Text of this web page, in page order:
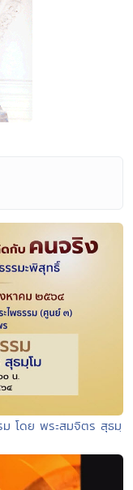
ม โดย พระสมจิตร สุธมฺ